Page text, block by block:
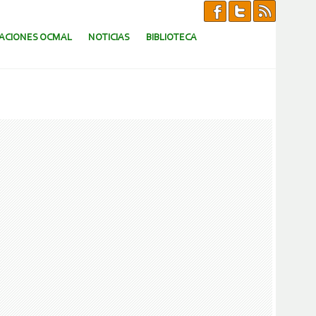
OCMAL NOTICIAS BIBLIOTECA